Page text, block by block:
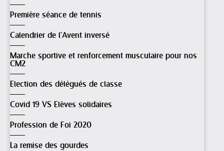
Première séance de tennis
Calendrier de l'Avent inversé
Marche sportive et renforcement musculaire pour nos
CM2
Election des délégués de classe
Covid 19 VS Elèves solidaires
Profession de Foi 2020
La remise des gourdes